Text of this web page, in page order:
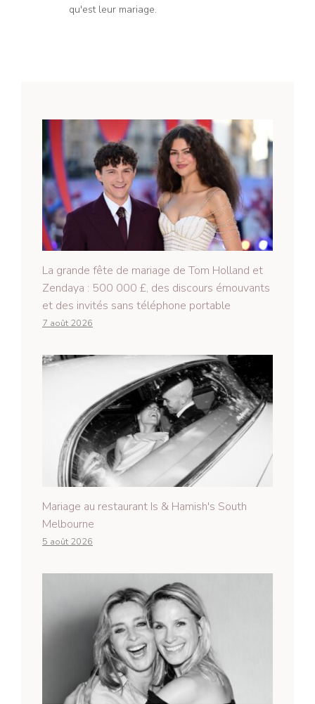
qu'est leur mariage.
La grande fête de mariage de Tom Holland et
Zendaya : 500 000 £, des discours émouvants
et des invités sans téléphone portable
7 août 2026
Mariage au restaurant Is & Hamish's South
Melbourne
5 août 2026